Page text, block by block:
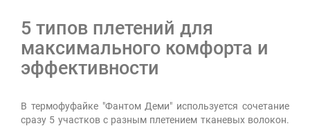
5 типов плетений для
максимального комфорта и
эффективности
В термофуфайке "Фантом Деми" используется сочетание
сразу 5 участков с разным плетением тканевых волокон.